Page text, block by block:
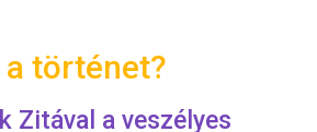
történet?
Zitával a veszélyes